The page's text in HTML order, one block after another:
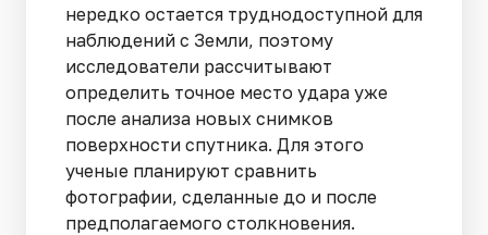
нередко остается труднодоступной для
наблюдений с Земли, поэтому
исследователи рассчитывают
определить точное место удара уже
после анализа новых снимков
поверхности спутника. Для этого
ученые планируют сравнить
фотографии, сделанные до и после
предполагаемого столкновения.